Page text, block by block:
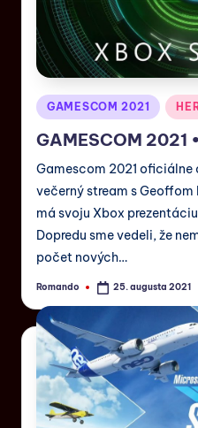
GAMESCOM 2021
GAMESCOM 2021
Gamescom 2021 oficiálne
večerný stream s
má svoju Xbox
Dopredu sme vedeli, že
počet nových…
Romando 25. augusta 2021